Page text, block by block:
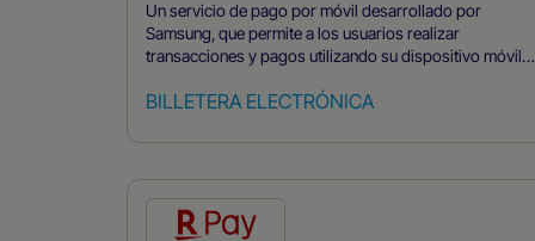
Un servicio de pago por móvil desarrollado por
Samsung, que permite a los usuarios realizar
transacciones y pagos utilizando su dispositivo móvil
BILLETERA ELECTRÓNICA